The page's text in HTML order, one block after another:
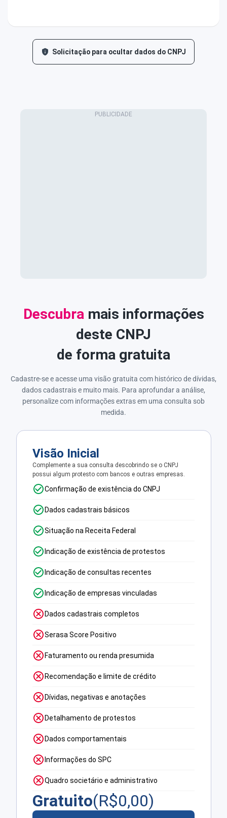
Solicitação para ocultar dados do CNPJ
Descubra mais informações
deste CNPJ
de forma gratuita
Cadastre-se e acesse uma visão gratuita com histórico de dívidas,
dados cadastrais e muito mais. Para aprofundar a análise,
personalize com informações extras em uma consulta sob
medida.
Visão Inicial
Complemente a sua consulta descobrindo se o CNPJ
possui algum protesto com bancos e outras empresas.
Confirmação de existência do CNPJ
Dados cadastrais básicos
Situação na Receita Federal
Indicação de existência de protestos
Indicação de consultas recentes
Indicação de empresas vinculadas
Dados cadastrais completos
Serasa Score Positivo
Faturamento ou renda presumida
Recomendação e limite de crédito
Dívidas, negativas e anotações
Detalhamento de protestos
Dados comportamentais
Informações do SPC
Quadro societário e administrativo
Gratuito(R$0,00)